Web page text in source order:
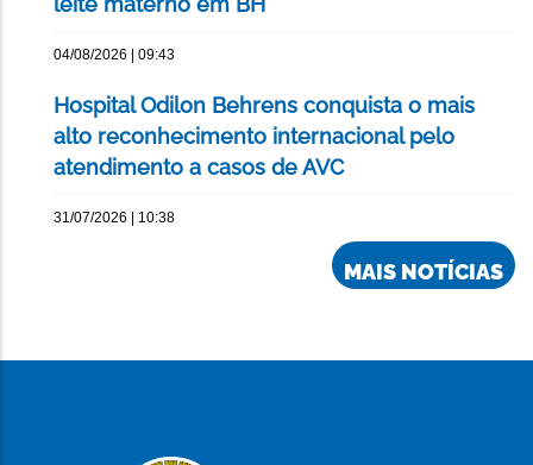
04/08/2026 | 09:43
Hospital Odilon Behrens conquista o mais
alto reconhecimento internacional pelo
atendimento a casos de AVC
31/07/2026 | 10:38
MAIS NOTÍCIAS